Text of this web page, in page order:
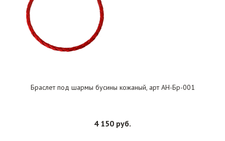
Браслет под шармы бусины кожаный, арт АН-Бр-001
4 150 руб.